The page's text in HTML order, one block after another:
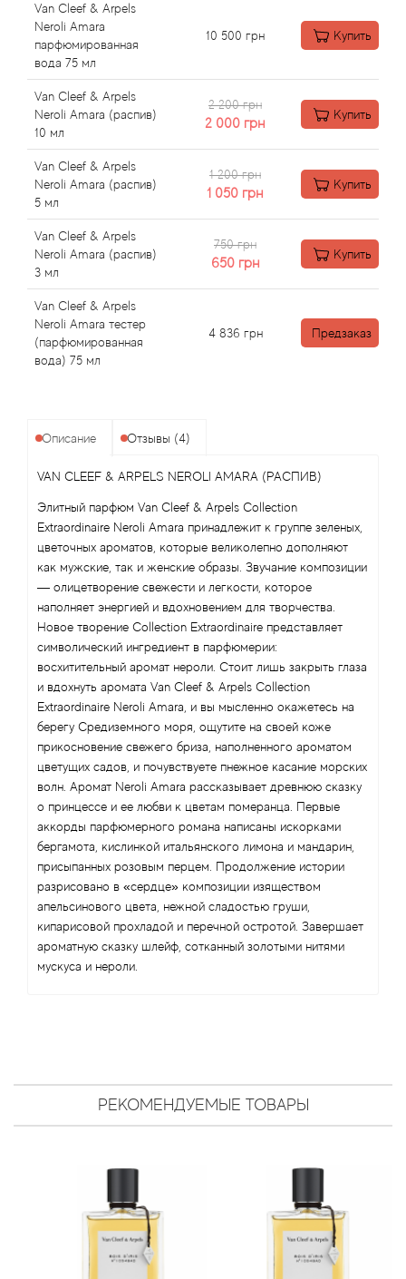
Van Cleef & Arpels
Neroli Amara
парфюмированная
вода 75 мл
10 500 грн Купить
Van Cleef & Arpels
Neroli Amara (распив)
10 мл
2 200 грн
2 000 грн
Купить
Van Cleef & Arpels
Neroli Amara (распив)
5 мл
1 200 грн
1 050 грн
Купить
Van Cleef & Arpels
Neroli Amara (распив)
3 мл
750 грн
650 грн
Купить
Van Cleef & Arpels
Neroli Amara тестер
(парфюмированная
вода) 75 мл
4 836 грн Предзаказ
Описание Отзывы (4)
VAN CLEEF & ARPELS NEROLI AMARA (РАСПИВ)
Элитный парфюм Van Cleef & Arpels Collection
Extraordinaire Neroli Amara принадлежит к группе зеленых,
цветочных ароматов, которые великолепно дополняют
как мужские, так и женские образы. Звучание композиции
— олицетворение свежести и легкости, которое
наполняет энергией и вдохновением для творчества.
Новое творение Collection Extraordinaire представляет
символический ингредиент в парфюмерии:
восхитительный аромат нероли. Стоит лишь закрыть глаза
и вдохнуть аромата Van Cleef & Arpels Collection
Extraordinaire Neroli Amara, и вы мысленно окажетесь на
берегу Средиземного моря, ощутите на своей коже
прикосновение свежего бриза, наполненного ароматом
цветущих садов, и почувствуете пнежное касание морских
волн. Аромат Neroli Amara рассказывает древнюю сказку
о принцессе и ее любви к цветам померанца. Первые
аккорды парфюмерного романа написаны искорками
бергамота, кислинкой итальянского лимона и мандарин,
присыпанных розовым перцем. Продолжение истории
разрисовано в «сердце» композиции изяществом
апельсинового цвета, нежной сладостью груши,
кипарисовой прохладой и перечной остротой. Завершает
ароматную сказку шлейф, сотканный золотыми нитями
мускуса и нероли.
РЕКОМЕНДУЕМЫЕ ТОВАРЫ
Andre L'Arom
Angel Schlesser
Anima Mundi
Anna Sui
Annayake
Anne Fontaine
Annick Goutal
Antonia's Flowers
Antonio Visconti
Aquolina
Arabesque Perfumes
Arabiyat
Aramis
Ariana Grande
Armaf
Armand Basi
Arrogance
Arte Profumi
ArteOlfatto
Asabi
Atelier Des Ors